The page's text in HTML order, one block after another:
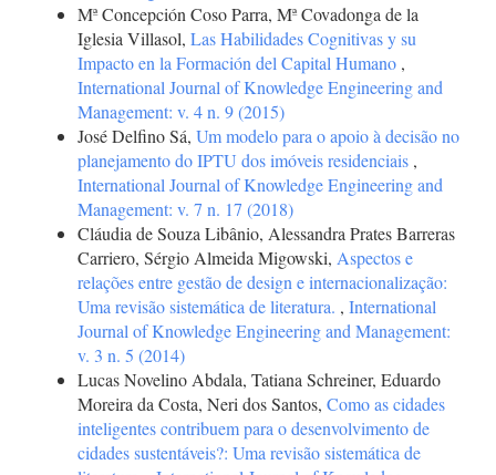
Mª Concepción Coso Parra, Mª Covadonga de la
Iglesia Villasol, Las Habilidades Cognitivas y su
Impacto en la Formación del Capital Humano ,
International Journal of Knowledge Engineering and
Management: v. 4 n. 9 (2015)
José Delfino Sá, Um modelo para o apoio à decisão no
planejamento do IPTU dos imóveis residenciais ,
International Journal of Knowledge Engineering and
Management: v. 7 n. 17 (2018)
Cláudia de Souza Libânio, Alessandra Prates Barreras
Carriero, Sérgio Almeida Migowski, Aspectos e
relações entre gestão de design e internacionalização:
Uma revisão sistemática de literatura. , International
Journal of Knowledge Engineering and Management:
v. 3 n. 5 (2014)
Lucas Novelino Abdala, Tatiana Schreiner, Eduardo
Moreira da Costa, Neri dos Santos, Como as cidades
inteligentes contribuem para o desenvolvimento de
cidades sustentáveis?: Uma revisão sistemática de